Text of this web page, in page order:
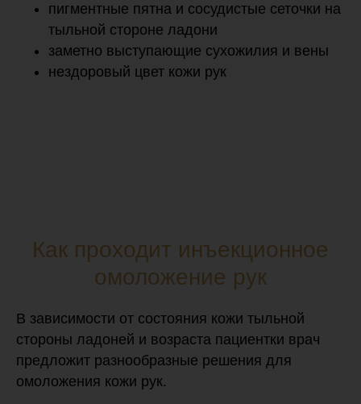
пигментные пятна и сосудистые сеточки на
тыльной стороне ладони
заметно выступающие сухожилия и вены
нездоровый цвет кожи рук
Как проходит инъекционное
омоложение рук
В зависимости от состояния кожи тыльной
стороны ладоней и возраста пациентки врач
предложит разнообразные решения для
омоложения кожи рук.